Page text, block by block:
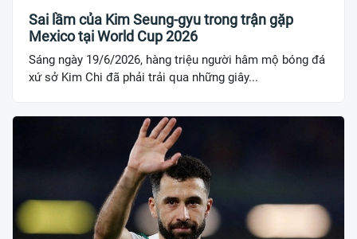
Sai lầm của Kim Seung-gyu trong trận gặp
Mexico tại World Cup 2026
Sáng ngày 19/6/2026, hàng triệu người hâm mộ bóng đá
xứ sở Kim Chi đã phải trải qua những giây...